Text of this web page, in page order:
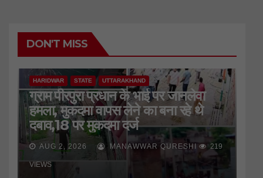
DON'T MISS
HARIDWAR STATE UTTARAKHAND
ग्राम पीरपुरा प्रधान के भाई पर जानलेवा
हमला, मुकदमा वापस लेने का बना रहे थे
दबाव,18 पर मुकदमा दर्ज
AUG 2, 2026 MANAWWAR QURESHI 219
VIEWS